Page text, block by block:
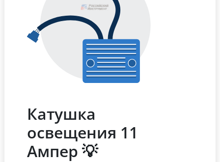
Катушка
освещения 11
Ампер 💡